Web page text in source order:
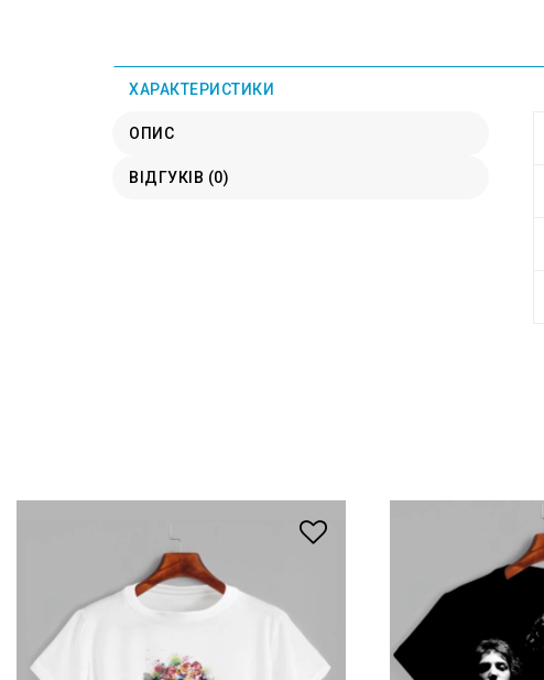
ХАРАКТЕРИСТИКИ
ОПИС
ВІДГУКІВ (0)